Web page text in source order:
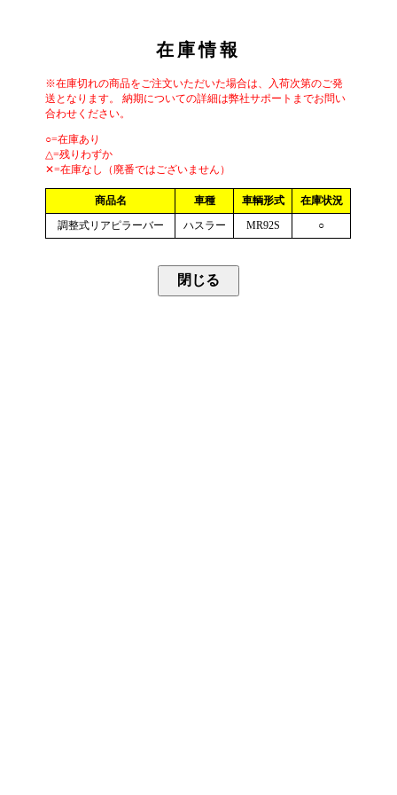
在庫情報
※在庫切れの商品をご注文いただいた場合は、入荷次第のご発
送となります。 納期についての詳細は弊社サポートまでお問い
合わせください。
○=在庫あり
△=残りわずか
✕=在庫なし（廃番ではございません）
商品名 車種 車輌形式
在庫状況
調整式リアピラーバー
ハスラー MR92S ○